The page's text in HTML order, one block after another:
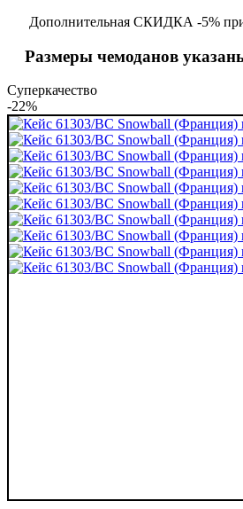
Дополнительная СКИДКА -5%
Размеры чемоданов
Суперкачество
-22%